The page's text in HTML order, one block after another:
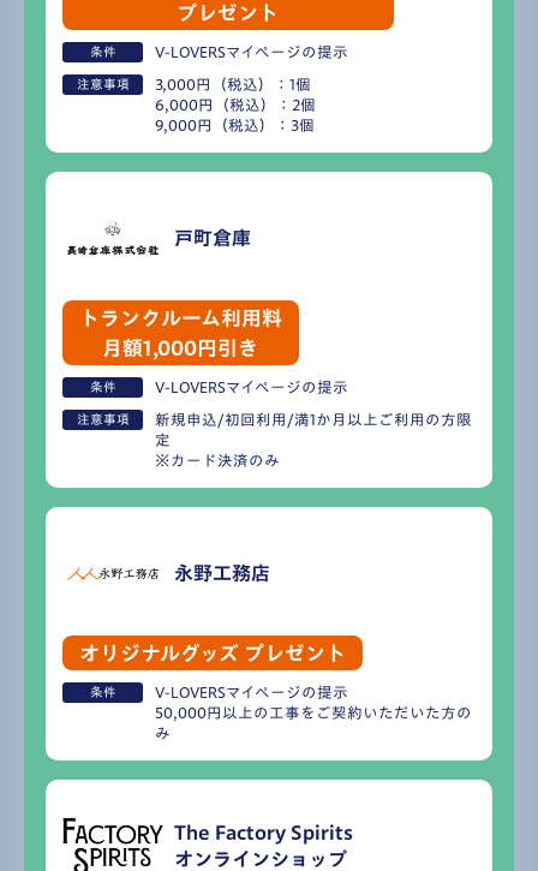
プレゼント
条件 V-LOVERSマイページの提示
注意事項
3,000円（税込）：1個
6,000円（税込）：2個
9,000円（税込）：3個
戸町倉庫
トランクルーム利用料
月額1,000円引き
条件 V-LOVERSマイページの提示
注意事項
新規申込/初回利用/満1か月以上ご利用の方限
定
※カード決済のみ
永野工務店
オリジナルグッズ プレゼント
条件
V-LOVERSマイページの提示
50,000円以上の工事をご契約いただいた方の
み
The Factory Spirits
オンラインショップ